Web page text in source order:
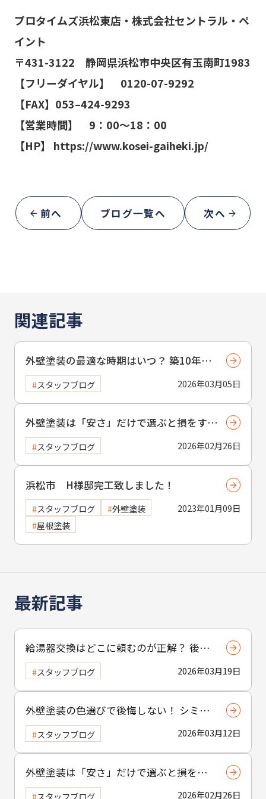
プロタイムズ浜松東店・株式会社セントラル・ペ
イント
〒431-3122 静岡県浜松市中央区有玉南町1983
【フリーダイヤル】 0120-07-9292
【FAX】 053–424-9293
【営業時間】 9：00～18 ：00
【HP】 https://www.kosei-gaiheki.jp/
前へ ブログ一覧へ 次へ
最新記事
給湯器交換はどこに頼むのが正解？ 後悔
しない業者の選び方と住まいの健康管理
術
2026年03月19日
スタッフブログ
外壁塗装の色選びで後悔しない！ シミュ
レーションの正しい活用法とプロが教え
る成功の秘訣
2026年03月12日
スタッフブログ
外壁塗装は「安さ」だけで選ぶと損をす
る？ 適正価格で費用を抑える賢い選び方2026年02月26日
スタッフブログ
関連記事
2026年03月05日
外壁塗装の最適な時期はいつ？ 築10年は
あくまで目安！ プロが教える失敗しない
見極め術
スタッフブログ
2026年02月26日
外壁塗装は「安さ」だけで選ぶと損をす
る？ 適正価格で費用を抑える賢い選び方
スタッフブログ
2023年01月09日
浜松市 H様邸完工致しました！
スタッフブログ
外壁塗装
屋根塗装